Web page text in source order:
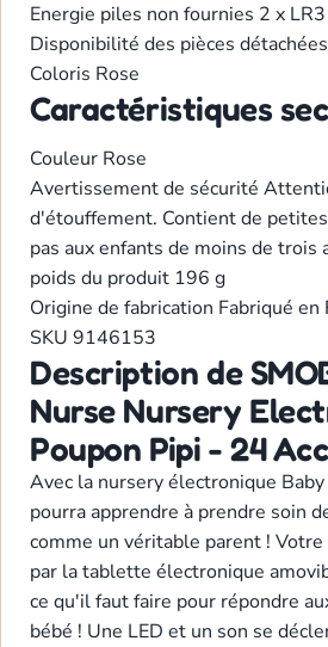
Energie piles non fournies 2 x LR3
Disponibilité des pièces détachées
Coloris Rose
Caractéristiques
Couleur Rose
Avertissement de sécurité
d'étouffement. Contient de
pas aux enfants de moins de trois
poids du produit 196 g
Origine de fabrication Fabriqué en
SKU 9146153
Description de
Nurse Nursery
Poupon Pipi - 24
Avec la nursery électronique
pourra apprendre à prendre soin
comme un véritable parent !
par la tablette électronique
ce qu'il faut faire pour répondre
bébé ! Une LED et un son se